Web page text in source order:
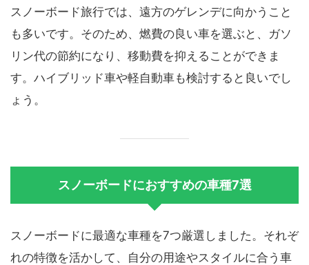
スノーボード旅行では、遠方のゲレンデに向かうこと
も多いです。そのため、燃費の良い車を選ぶと、ガソ
リン代の節約になり、移動費を抑えることができま
す。ハイブリッド車や軽自動車も検討すると良いでし
ょう。
スノーボードにおすすめの車種7選
スノーボードに最適な車種を7つ厳選しました。それぞ
れの特徴を活かして、自分の用途やスタイルに合う車